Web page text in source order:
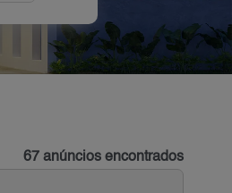
67 anúncios encontrados